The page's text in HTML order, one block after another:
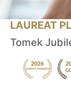
LAUREAT
Tomek